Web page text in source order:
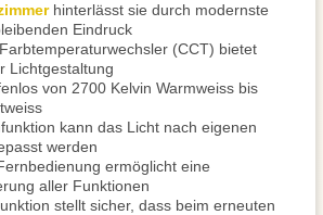
hinterlässt sie durch modernste
Eindruck
(CCT) bietet
Lichtgestaltung
von 2700 Kelvin Warmweiss bis
kann das Licht nach eigenen
werden
ermöglicht eine
aller Funktionen
stellt sicher, dass beim erneuten